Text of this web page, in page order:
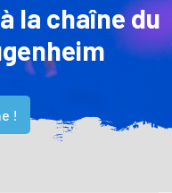
la chaîne du
!